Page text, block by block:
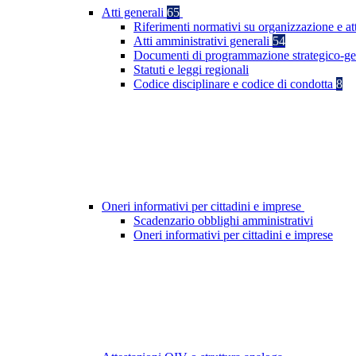
Atti generali 65
Riferimenti normativi su organizzazione e
Atti amministrativi generali 54
Documenti di programmazione strategico-
Statuti e leggi regionali
Codice disciplinare e codice di condotta 8
Oneri informativi per cittadini e imprese
Scadenzario obblighi amministrativi
Oneri informativi per cittadini e imprese